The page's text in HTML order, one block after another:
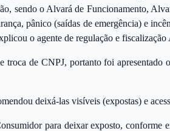
sendo o Alvará de Funcionamento,
pânico (saídas de emergência) e
o agente de regulação e
de CNPJ, portanto foi
deixá-las visíveis (expostas) e
para deixar exposto,